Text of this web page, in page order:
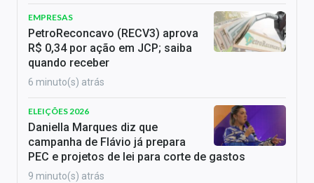
EMPRESAS
PetroReconcavo (RECV3) aprova
R$ 0,34 por ação em JCP; saiba
quando receber
6 minuto(s) atrás
ELEIÇÕES 2026
Daniella Marques diz que
campanha de Flávio já prepara
PEC e projetos de lei para corte de gastos
9 minuto(s) atrás